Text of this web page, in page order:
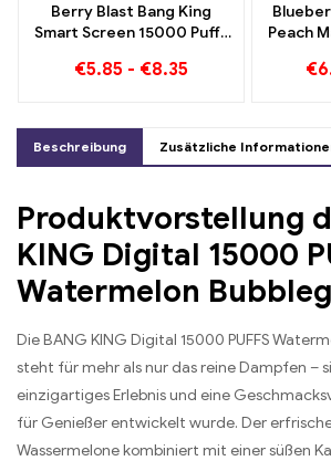
Berry Blast Bang King
Smart Screen 15000 Puffs
neuen Generation
€5.85 - €8.35
Peach
€
Beschreibung Zusätzliche
Produktvorstellung
KING Digital 15000
Watermelon
Die BANG KING Digital 15000 PUFFS
steht für mehr als nur das reine Dampfen –
einzigartiges Erlebnis und eine
für Genießer entwickelt wurde. Der
Wassermelone kombiniert mit einer süßen